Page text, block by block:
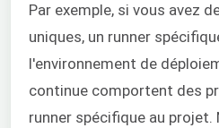
Par exemple, si vous avez
uniques, un runner
l'environnement de
continue comportent des
runner spécifique au